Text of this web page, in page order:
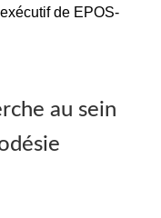
de EPOS-
au sein